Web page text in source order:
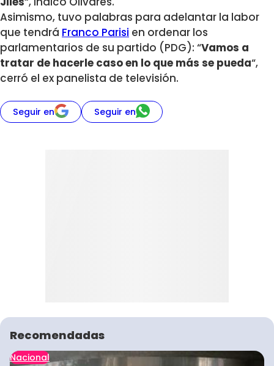
Asimismo, tuvo palabras para adelantar la labor
que tendrá Franco Parisi en ordenar los
parlamentarios de su partido (PDG): “Vamos a
tratar de hacerle caso en lo que más se pueda“,
cerró el ex panelista de televisión.
Seguir en Seguir en
Recomendadas
Nacional